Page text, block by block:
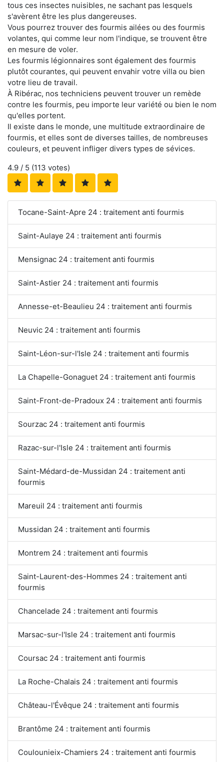
tous ces insectes nuisibles, ne sachant pas lesquels
s'avèrent être les plus dangereuses.
Vous pourrez trouver des fourmis ailées ou des fourmis
volantes, qui comme leur nom l'indique, se trouvent être
en mesure de voler.
Les fourmis légionnaires sont également des fourmis
plutôt courantes, qui peuvent envahir votre villa ou bien
votre lieu de travail.
À Ribérac, nos techniciens peuvent trouver un remède
contre les fourmis, peu importe leur variété ou bien le nom
qu'elles portent.
Il existe dans le monde, une multitude extraordinaire de
fourmis, et elles sont de diverses tailles, de nombreuses
couleurs, et peuvent infliger divers types de sévices.
4.9 / 5 (113 votes)
Tocane-Saint-Apre 24 : traitement anti fourmis
Saint-Aulaye 24 : traitement anti fourmis
Mensignac 24 : traitement anti fourmis
Saint-Astier 24 : traitement anti fourmis
Annesse-et-Beaulieu 24 : traitement anti fourmis
Neuvic 24 : traitement anti fourmis
Saint-Léon-sur-l'Isle 24 : traitement anti fourmis
La Chapelle-Gonaguet 24 : traitement anti fourmis
Saint-Front-de-Pradoux 24 : traitement anti fourmis
Sourzac 24 : traitement anti fourmis
Razac-sur-l'Isle 24 : traitement anti fourmis
Saint-Médard-de-Mussidan 24 : traitement anti
fourmis
Mareuil 24 : traitement anti fourmis
Mussidan 24 : traitement anti fourmis
Montrem 24 : traitement anti fourmis
Saint-Laurent-des-Hommes 24 : traitement anti
fourmis
Chancelade 24 : traitement anti fourmis
Marsac-sur-l'Isle 24 : traitement anti fourmis
Coursac 24 : traitement anti fourmis
La Roche-Chalais 24 : traitement anti fourmis
Château-l'Évêque 24 : traitement anti fourmis
Brantôme 24 : traitement anti fourmis
Coulounieix-Chamiers 24 : traitement anti fourmis